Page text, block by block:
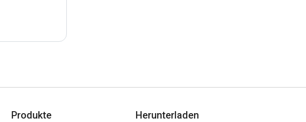
Produkte Herunterladen